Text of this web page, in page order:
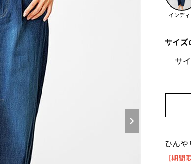
インディ
サイズ
ひんや
【期間